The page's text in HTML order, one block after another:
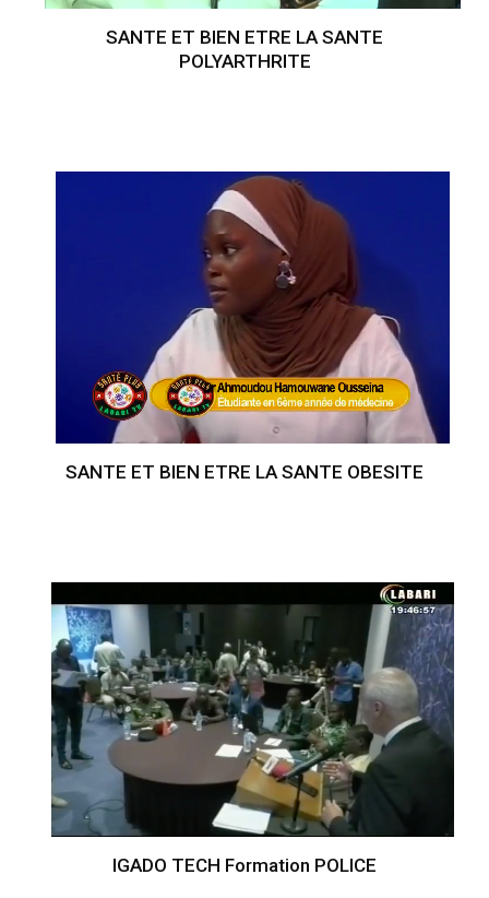
SANTE ET BIEN ETRE LA SANTE
POLYARTHRITE
SANTE ET BIEN ETRE LA SANTE OBESITE
IGADO TECH Formation POLICE